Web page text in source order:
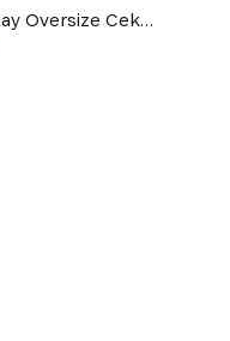
Ekose Desen Cep Detay Oversize Ceket Bej